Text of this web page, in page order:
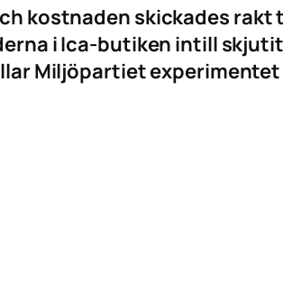
kostnaden skickades
i Ica-butiken intill
Miljöpartiet experimentet